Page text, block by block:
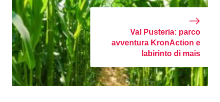
Val Pusteria: parco
avventura KronAction e
labirinto di mais